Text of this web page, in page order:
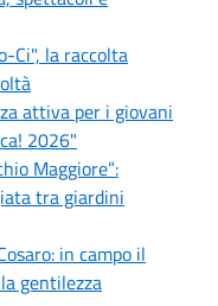
Ci", la raccolta
attiva per i giovani
2026"
Maggiore”:
tra giardini
in campo il
gentilezza